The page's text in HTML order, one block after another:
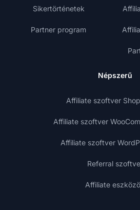
Sikertörténetek
Partner program
Népszerű
Affiliate szoftver
Affiliate szoftver
Affiliate szoftver
Referral
Affiliate